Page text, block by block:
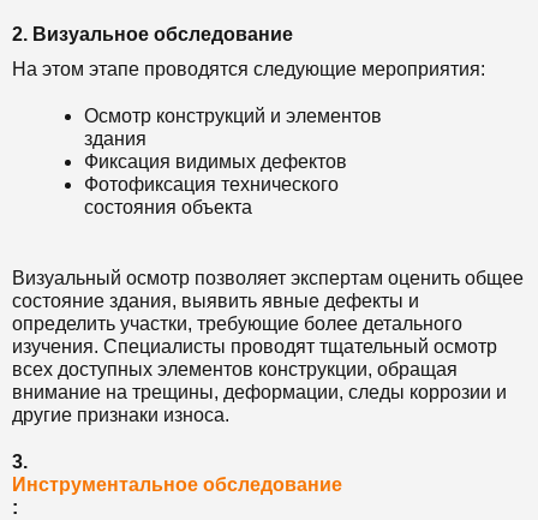
2. Визуальное обследование
На этом этапе проводятся следующие мероприятия:
Осмотр конструкций и элементов
здания
Фиксация видимых дефектов
Фотофиксация технического
состояния объекта
Визуальный осмотр позволяет экспертам оценить общее
состояние здания, выявить явные дефекты и
определить участки, требующие более детального
изучения. Специалисты проводят тщательный осмотр
всех доступных элементов конструкции, обращая
внимание на трещины, деформации, следы коррозии и
другие признаки износа.
3.
Инструментальное обследование
: